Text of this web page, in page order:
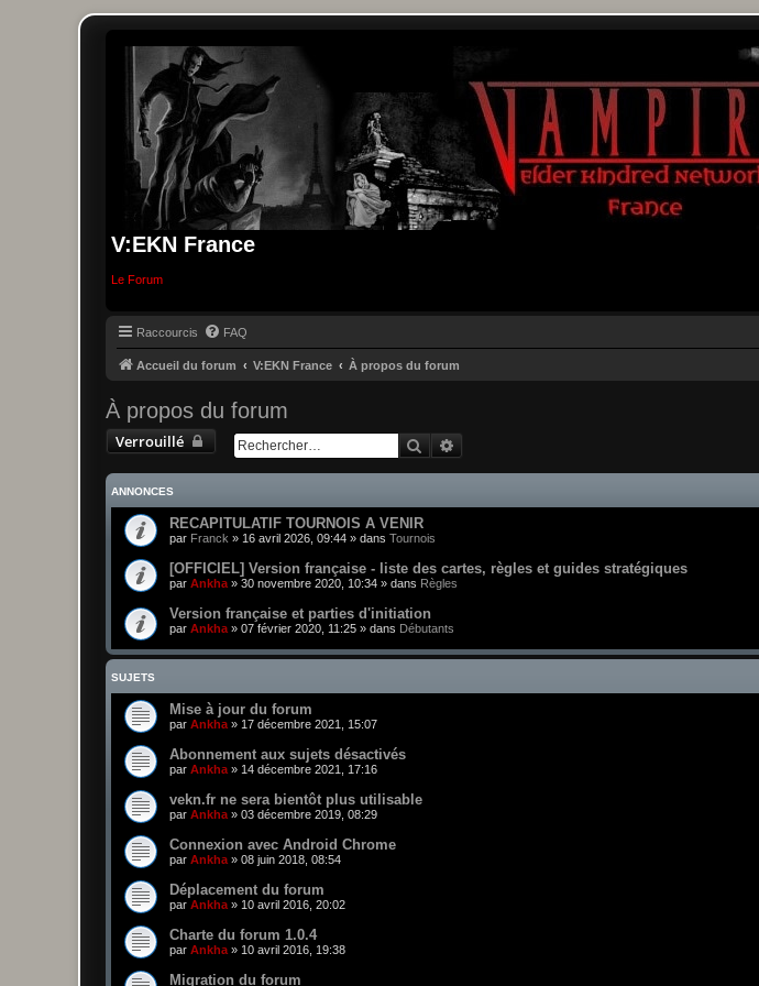
V:EKN France
Le Forum
Raccourcis FAQ
Accueil du forum V:EKN France À propos du forum
À propos du forum
Verrouillé Rechercher
ANNONCES
RECAPITULATIF TOURNOIS A VENIR
par Franck » 16 avril 2026, 09:44 » dans Tournois
[OFFICIEL] Version française - liste des cartes, règles et guides stratégiques
par Ankha » 30 novembre 2020, 10:34 » dans Règles
Version française et parties d'initiation
par Ankha » 07 février 2020, 11:25 » dans Débutants
SUJETS
Mise à jour du forum
par Ankha » 17 décembre 2021, 15:07
Abonnement aux sujets désactivés
par Ankha » 14 décembre 2021, 17:16
vekn.fr ne sera bientôt plus utilisable
par Ankha » 03 décembre 2019, 08:29
Connexion avec Android Chrome
par Ankha » 08 juin 2018, 08:54
Déplacement du forum
par Ankha » 10 avril 2016, 20:02
Charte du forum 1.0.4
par Ankha » 10 avril 2016, 19:38
Migration du forum